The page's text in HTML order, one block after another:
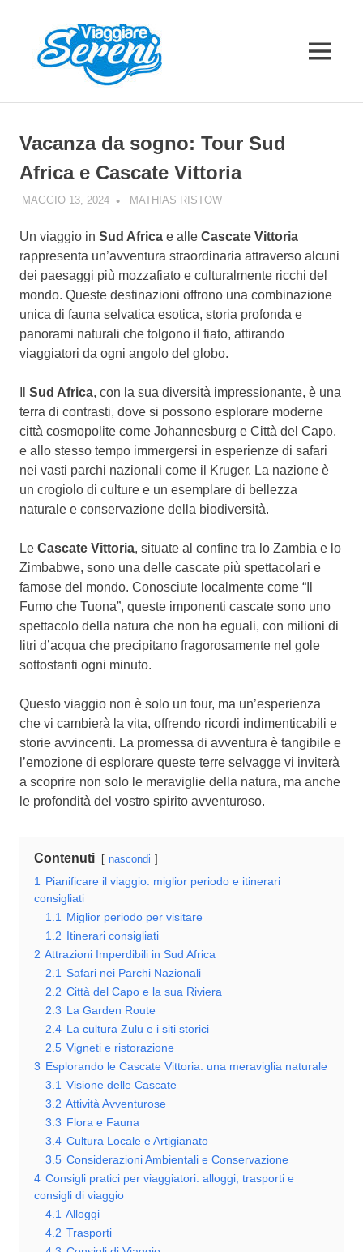
contenuto
MENU
Vacanza da sogno: Tour Sud
Africa e Cascate Vittoria
MAGGIO 13, 2024 MATHIAS RISTOWAFRICA
Un viaggio in Sud Africa e alle Cascate Vittoria
rappresenta un’avventura straordinaria attraverso alcuni
dei paesaggi più mozzafiato e culturalmente ricchi del
mondo. Queste destinazioni offrono una combinazione
unica di fauna selvatica esotica, storia profonda e
panorami naturali che tolgono il fiato, attirando
viaggiatori da ogni angolo del globo.
Sud Africa, con la sua diversità impressionante, è una
terra di contrasti, dove si possono esplorare moderne
città cosmopolite come Johannesburg e Città del Capo,
e allo stesso tempo immergersi in esperienze di safari
nei vasti parchi nazionali come il Kruger. La nazione è
un crogiolo di culture e un esemplare di bellezza
naturale e conservazione della biodiversità.
Le Cascate Vittoria, situate al confine tra lo Zambia e lo
Zimbabwe, sono una delle cascate più spettacolari e
famose del mondo. Conosciute localmente come “Il
Fumo che Tuona”, queste imponenti cascate sono uno
spettacolo della natura che non ha eguali, con milioni di
litri d’acqua che precipitano fragorosamente nel gole
sottostanti ogni minuto.
Questo viaggio non è solo un tour, ma un’esperienza
che vi cambierà la vita, offrendo ricordi indimenticabili e
storie avvincenti. La promessa di avventura è tangibile e
l’emozione di esplorare queste terre selvagge vi inviterà
a scoprire non solo le meraviglie della natura, ma anche
le profondità del vostro spirito avventuroso.
Contenuti nascondi
1 Pianificare il viaggio: miglior periodo e itinerari
consigliati
1.1 Miglior periodo per visitare
1.2 Itinerari consigliati
2 Attrazioni Imperdibili in Sud Africa
2.1 Safari nei Parchi Nazionali
2.2 Città del Capo e la sua Riviera
2.3 La Garden Route
2.4 La cultura Zulu e i siti storici
2.5 Vigneti e ristorazione
3 Esplorando le Cascate Vittoria: una meraviglia naturale
3.1 Visione delle Cascate
3.2 Attività Avventurose
3.3 Flora e Fauna
3.4 Cultura Locale e Artigianato
3.5 Considerazioni Ambientali e Conservazione
4 Consigli pratici per viaggiatori: alloggi, trasporti e
consigli di viaggio
4.1 Alloggi
4.2 Trasporti